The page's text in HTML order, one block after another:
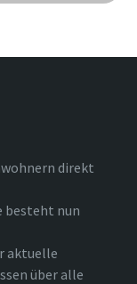
direkt
besteht nun
aktuelle
über alle